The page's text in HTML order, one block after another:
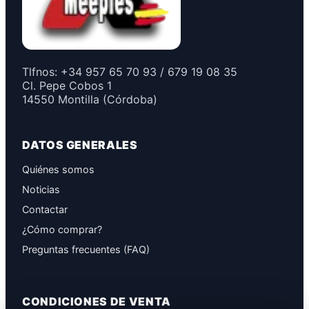
Tlfnos: +34 957 65 70 93 / 679 19 08 35
Cl. Pepe Cobos 1
14550 Montilla (Córdoba)
DATOS GENERALES
Quiénes somos
Noticias
Contactar
¿Cómo comprar?
Preguntas frecuentes (FAQ)
CONDICIONES DE VENTA